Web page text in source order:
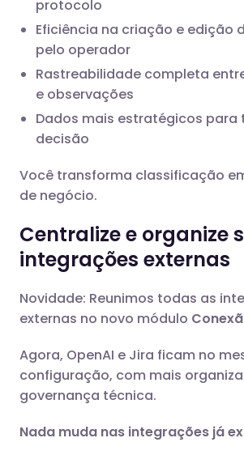
protocolo
Eficiência na criação e edição
pelo operador
Rastreabilidade completa
e observações
Dados mais estratégicos para
decisão
Você transforma classificação
de negócio.
Centralize e organize
integrações externas
Novidade: Reunimos todas as
externas no novo módulo
Agora, OpenAI e Jira ficam no
configuração, com mais
governança técnica.
Nada muda nas integrações já